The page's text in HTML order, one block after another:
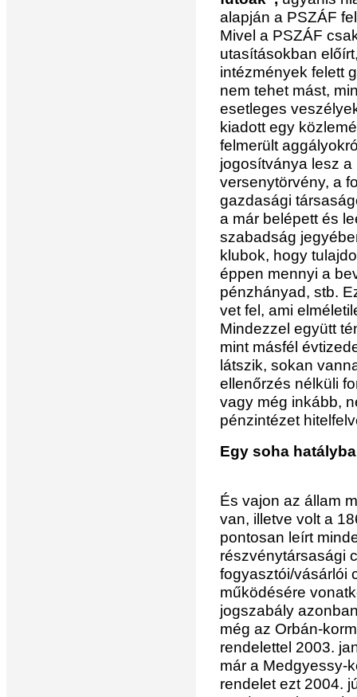
alapján a PSZÁF
Mivel a PSZÁF
utasításokban
intézmények felett
nem tehet mást,
esetleges
kiadott egy
felmerült
jogosítványa lesz
versenytörvény, a
gazdasági
a már belépett és
szabadság
klubok, hogy
éppen mennyi a
pénzhányad, stb.
vet fel, ami
Mindezzel együtt
mint másfél
látszik, sokan
ellenőrzés nélküli
vagy még inkább,
pénzintézet
Egy soha
És vajon az állam
van, illetve volt a
pontosan leírt
részvénytársasági
fogyasztói/vásárlói
működésére
jogszabály
még az Orbán-
rendelettel 2003.
már a Medgyessy-
rendelet ezt 2004.